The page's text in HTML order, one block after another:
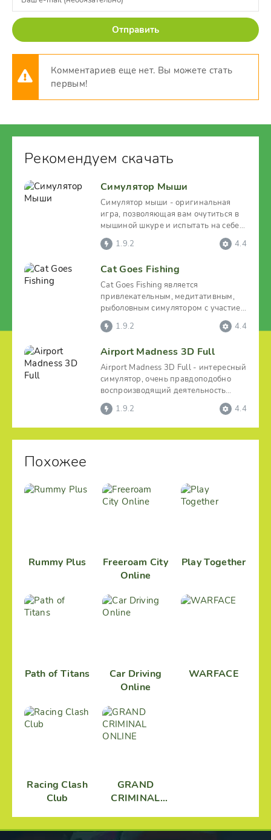
Отправить
Комментариев еще нет. Вы можете стать
первым!
Рекомендуем скачать
Симулятор Мыши
Симулятор мыши - оригинальная
игра, позволяющая вам очутиться в
мышиной шкуре и испытать на себе
все превратности и
1.9.2 4.4
Cat Goes Fishing
Cat Goes Fishing является
привлекательным, медитативным,
рыболовным симулятором с участием
очаровательного и милейшего
1.9.2 4.4
Airport Madness 3D Full
Airport Madness 3D Full - интересный
симулятор, очень правдоподобно
воспроизводящий деятельность
авиадиспетчеров. Игрок
1.9.2 4.4
Похожее
Rummy Plus
Freeroam City
Online
Play Together
Path of Titans
Car Driving
Online
WARFACE
Racing Clash
Club
GRAND
CRIMINAL